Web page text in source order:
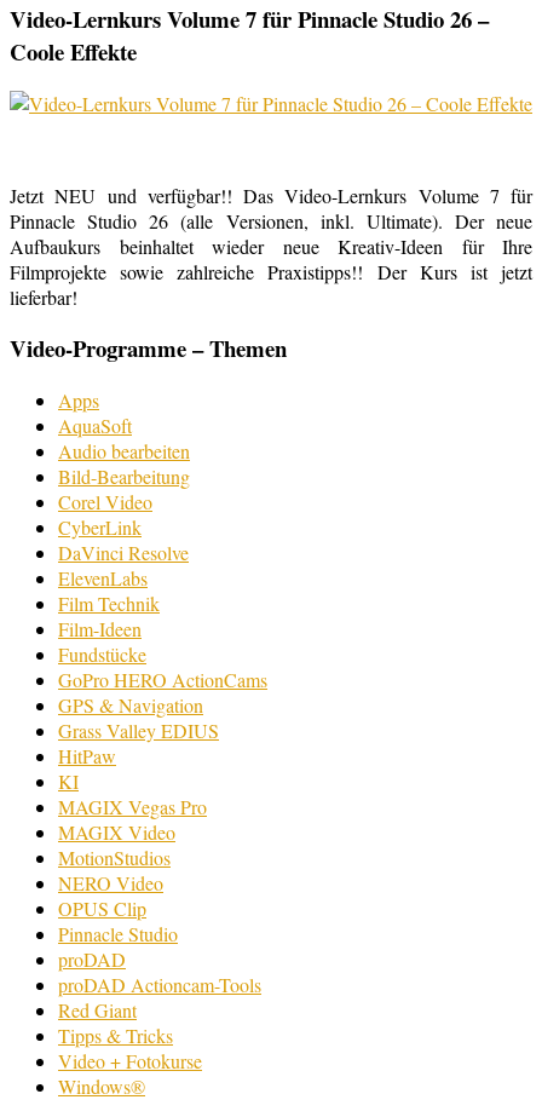
Video-Lernkurs Volume 7 für Pinnacle Studio 26 –
Coole Effekte
Jetzt NEU und verfügbar!! Das Video-Lernkurs Volume 7 für
Pinnacle Studio 26 (alle Versionen, inkl. Ultimate). Der neue
Aufbaukurs beinhaltet wieder neue Kreativ-Ideen für Ihre
Filmprojekte sowie zahlreiche Praxistipps!! Der Kurs ist jetzt
lieferbar!
Video-Programme – Themen
Apps
AquaSoft
Audio bearbeiten
Bild-Bearbeitung
Corel Video
CyberLink
DaVinci Resolve
ElevenLabs
Film Technik
Film-Ideen
Fundstücke
GoPro HERO ActionCams
GPS & Navigation
Grass Valley EDIUS
HitPaw
KI
MAGIX Vegas Pro
MAGIX Video
MotionStudios
NERO Video
OPUS Clip
Pinnacle Studio
proDAD
proDAD Actioncam-Tools
Red Giant
Tipps & Tricks
Video + Fotokurse
Windows®